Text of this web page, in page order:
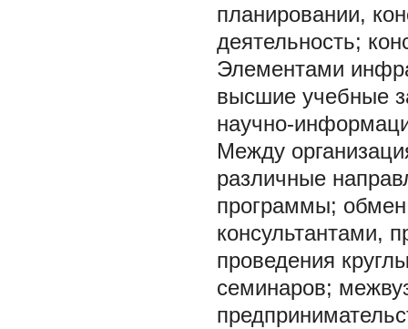
планировании,
деятельность;
Элементами
высшие учебные
научно-
Между
различные
программы;
консультантами,
проведения
семинаров;